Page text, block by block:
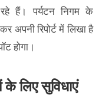
हैं। पर्यटन निगम के
अपनी रिपोर्ट में लिखा है
होगा।
लिए सुविधाएं